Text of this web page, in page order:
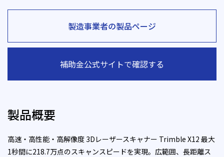
製造事業者の製品ページ
補助金公式サイトで確認する
製品概要
高速・高性能・高解像度 3Dレーザースキャナー Trimble X12 最大
1秒間に218.7万点のスキャンスピードを実現。広範囲、長距離ス